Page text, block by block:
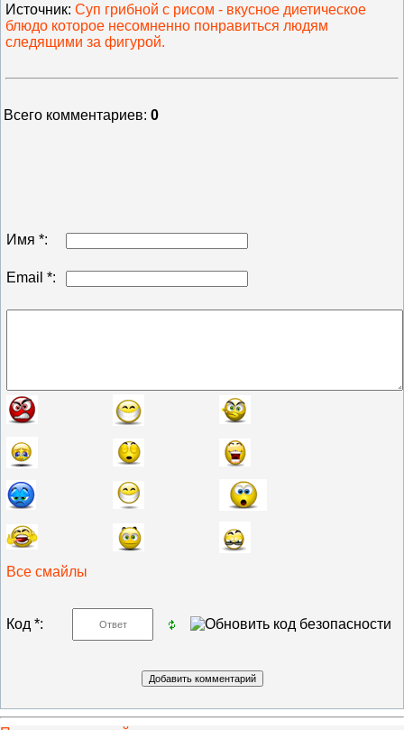
Источник: Суп грибной с рисом - вкусное диетическое
блюдо которое несомненно понравиться людям
следящими за фигурой.
Всего комментариев: 0
Имя *:
Email *:
Все смайлы
Код *: